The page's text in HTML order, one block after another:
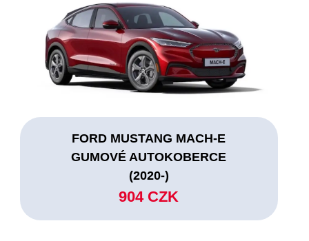
FORD MUSTANG MACH-E
GUMOVÉ AUTOKOBERCE
(2020-)
904 CZK